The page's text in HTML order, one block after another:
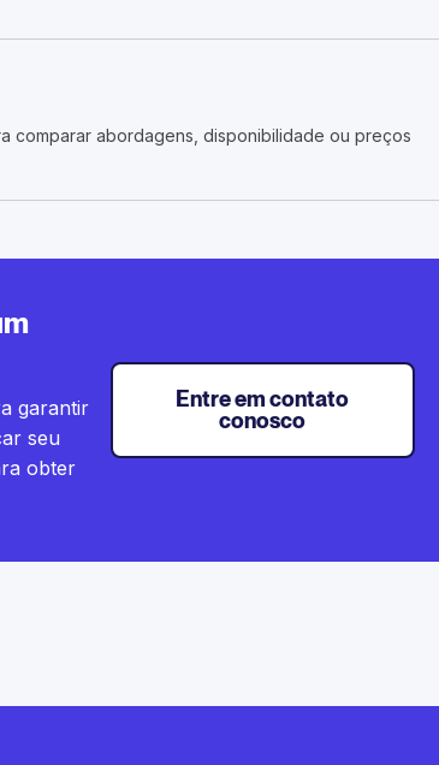
comparar abordagens, disponibilidade ou preços
garantir
seu
obter
Entre em contato
conosco